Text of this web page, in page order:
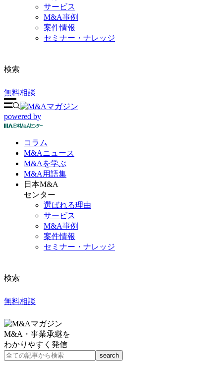
サービス
M&A事例
案件情報
セミナー・ナレッジ
検索
無料相談
powered by
コラム
M&Aニュース
M&Aを学ぶ
M&A 用語集
日本M&A
センター
選ばれる理由
サービス
M&A事例
案件情報
セミナー・ナレッジ
検索
無料相談
M&A・事業承継を
わかりやすく発信